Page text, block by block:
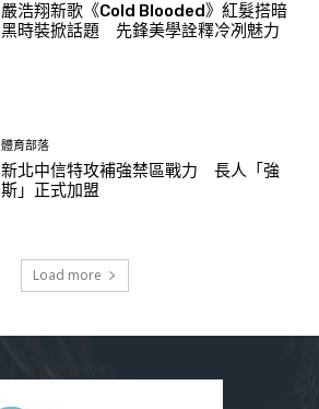
嚴浩翔新歌《Cold Blooded》紅髮搭暗
黑時裝掀話題 先鋒美學詮釋冷冽魅力
體育部落
新北中信特攻補強禁區戰力 長人「強
斯」正式加盟
Load more